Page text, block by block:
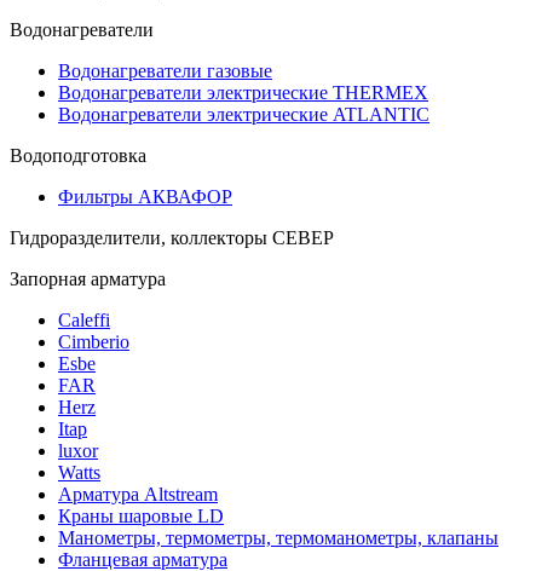
Водонагреватели
Водонагреватели газовые
Водонагреватели электрические THERMEX
Водонагреватели электрические ATLANTIC
Водоподготовка
Фильтры АКВАФОР
Гидроразделители, коллекторы СЕВЕР
Запорная арматура
Caleffi
Cimberio
Esbe
FAR
Herz
Itap
luxor
Watts
Арматура Altstream
Краны шаровые LD
Манометры, термометры, термоманометры, клапаны
Фланцевая арматура